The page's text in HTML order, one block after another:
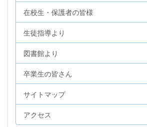
在校生・保護者の皆様
生徒指導より
図書館より
卒業生の皆さん
サイトマップ
アクセス